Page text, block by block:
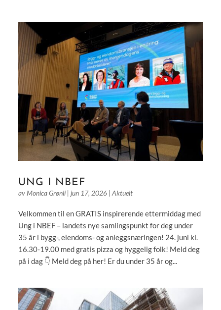
UNG I NBEF
av Monica Grønli| jun 17, 2026| Aktuelt
Velkommen til en GRATIS inspirerende ettermiddag med
Ung i NBEF – landets nye samlingspunkt for deg under
35 år i bygg-, eiendoms- og anleggsnæringen! 24. juni kl.
16.30-19.00 med gratis pizza og hyggelig folk! Meld deg
på i dag 👇 Meld deg på her! Er du under 35 år og...